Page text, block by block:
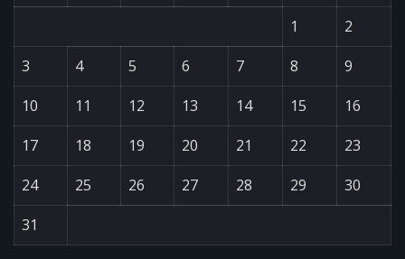
1
2
3
4 5 6 7 8
9
10
11 12 13 14 15
16
17
18 19 20 21 22
23
24
25 26 27 28 29
30
31